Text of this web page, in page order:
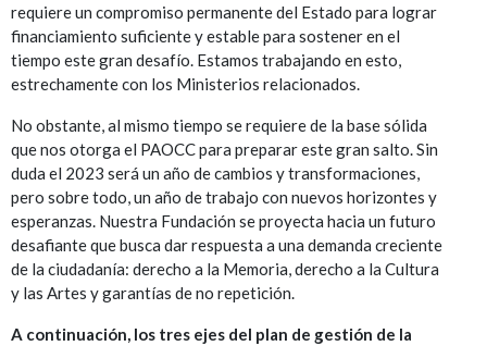
requiere un compromiso permanente del Estado para lograr
financiamiento suficiente y estable para sostener en el
tiempo este gran desafío. Estamos trabajando en esto,
estrechamente con los Ministerios relacionados.
No obstante, al mismo tiempo se requiere de la base sólida
que nos otorga el PAOCC para preparar este gran salto. Sin
duda el 2023 será un año de cambios y transformaciones,
pero sobre todo, un año de trabajo con nuevos horizontes y
esperanzas. Nuestra Fundación se proyecta hacia un futuro
desafiante que busca dar respuesta a una demanda creciente
de la ciudadanía: derecho a la Memoria, derecho a la Cultura
y las Artes y garantías de no repetición.
A continuación, los tres ejes del plan de gestión de la